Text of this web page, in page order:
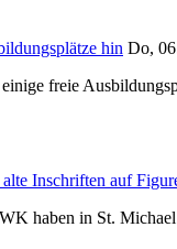
hin Do,
freie
Inschriften auf
haben in St.